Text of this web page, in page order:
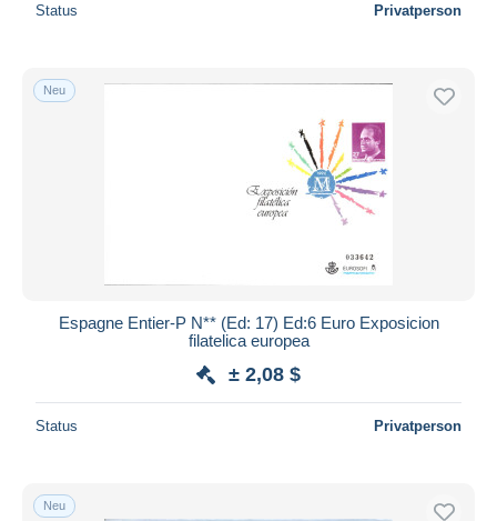
Status Privatperson
Neu
Espagne Entier-P N** (Ed: 17) Ed:6 Euro Exposicion
filatelica europea
± 2,08 $
Status Privatperson
Neu